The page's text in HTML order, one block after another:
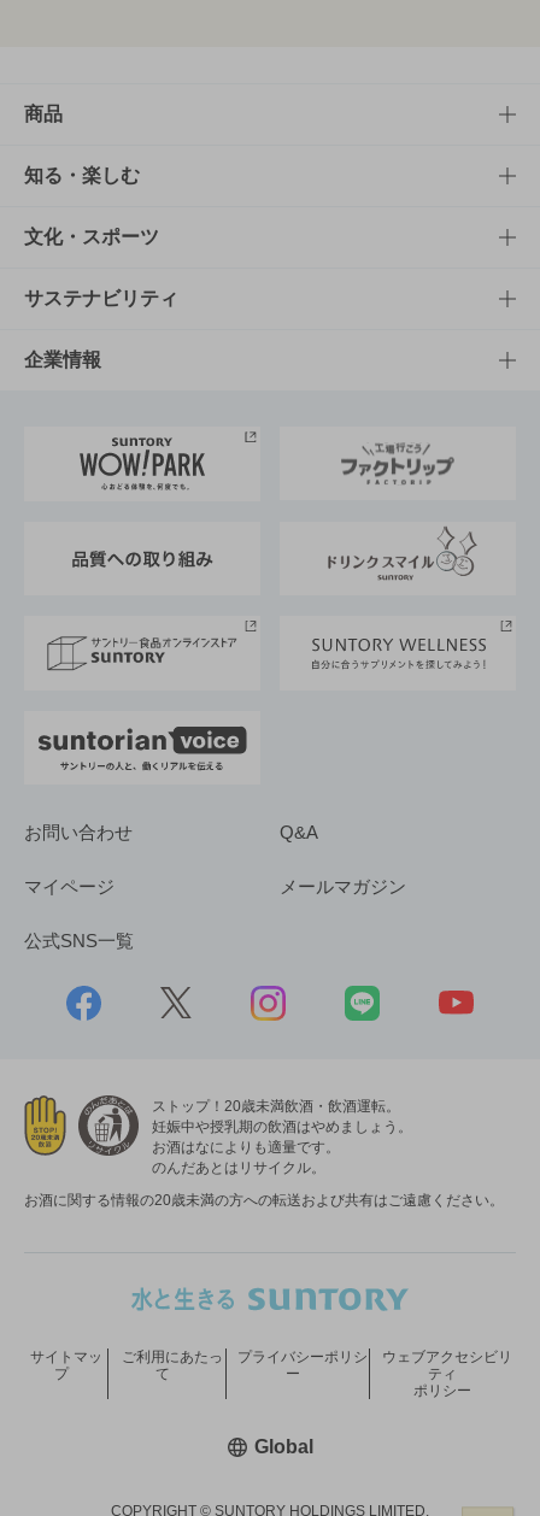
商品
商品TOP
商品一覧
商品発売情報
栄養成分一覧
知る・楽しむ
知る・楽しむTOP
キャンペーン
工場見学
地域情報
文化・スポーツ
文化・スポーツTOP
サントリーホール
サントリーサンバーズ大阪
サステナビリティ
サステナビリティTOP
サントリーが考えるサステナビリティ経営
企業情報
企業概要
採用情報
お問い合わせ Q&A
マイページ メールマガジン
公式SNS一覧
ストップ！20歳未満飲酒・飲酒運転。
妊娠中や授乳期の飲酒はやめましょう。
お酒はなによりも適量です。
のんだあとはリサイクル。
お酒に関する情報の20歳未満の方への転送および共有はご遠慮ください。
COPYRIGHT © SUNTORY HOLDINGS LIMITED.
サイトマッ
プ
ご利用にあたっ
て
プライバシーポリシ
ー
ウェブアクセシビリ
ティ
ポリシー
Global新しいウィンドウで開く